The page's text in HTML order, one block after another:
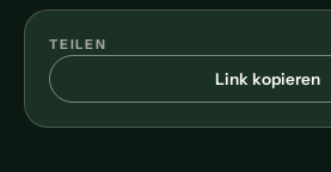
TEILEN
Link kopieren